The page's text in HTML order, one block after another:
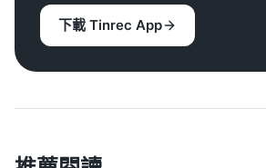
下載 Tinrec App